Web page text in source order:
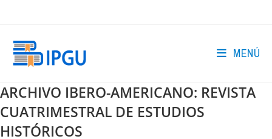
MENÚ
ARCHIVO IBERO-AMERICANO: REVISTA
CUATRIMESTRAL DE ESTUDIOS
HISTÓRICOS